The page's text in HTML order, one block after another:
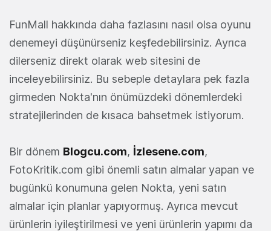
FunMall hakkında daha fazlasını nasıl olsa oyunu
denemeyi düşünürseniz keşfedebilirsiniz. Ayrıca
dilerseniz direkt olarak web sitesini de
inceleyebilirsiniz. Bu sebeple detaylara pek fazla
girmeden Nokta'nın önümüzdeki dönemlerdeki
stratejilerinden de kısaca bahsetmek istiyorum.
Bir dönem Blogcu.com, İzlesene.com,
FotoKritik.com gibi önemli satın almalar yapan ve
bugünkü konumuna gelen Nokta, yeni satın
almalar için planlar yapıyormuş. Ayrıca mevcut
ürünlerin iyileştirilmesi ve yeni ürünlerin yapımı da